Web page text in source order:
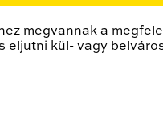
megvannak a
eljutni kül- vagy